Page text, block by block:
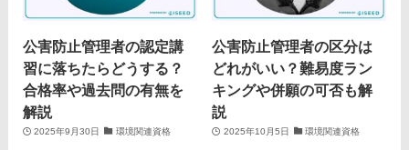
公害防止管理者の認定講
習に落ちたらどうする？
合格率や過去問の有無を
解説
2025年9月30日 環境関連資格
公害防止管理者の区分は
どれがいい？難易度ラン
キングや併願の可否も解
説
2025年10月5日 環境関連資格